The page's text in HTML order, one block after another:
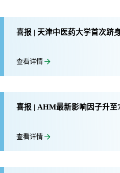
喜报 | 天津中医药大学首次跻
查看详情
喜报 | AHM最新影响因子升至
查看详情